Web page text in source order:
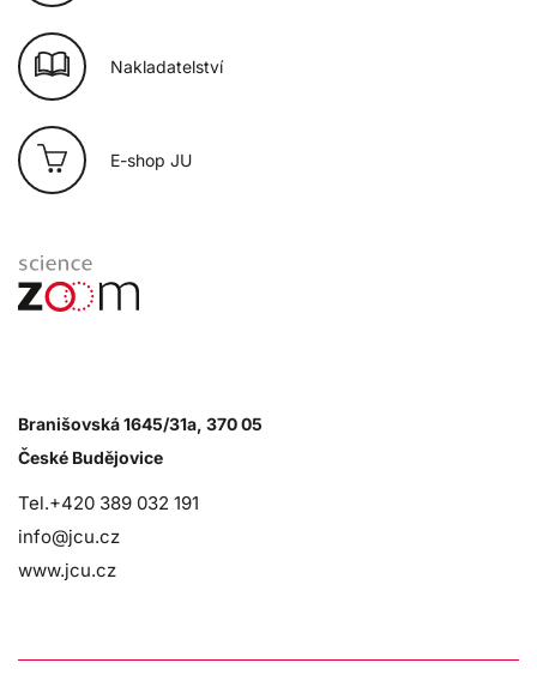
Nakladatelství
E-shop JU
Branišovská 1645/31a, 370 05
České Budějovice
Tel.+420 389 032 191
info@jcu.cz
www.jcu.cz